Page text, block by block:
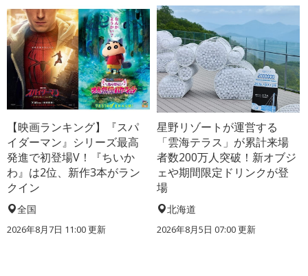
【映画ランキング】『スパ
イダーマン』シリーズ最高
発進で初登場V！『ちいか
わ』は2位、新作3本がラン
クイン
全国
2026年8月7日 11:00更新
星野リゾートが運営する
「雲海テラス」が累計来場
者数200万人突破！新オブジ
ェや期間限定ドリンクが登
場
北海道
2026年8月5日 07:00更新